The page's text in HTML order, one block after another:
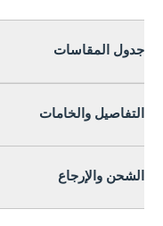
جدول المقاسات
التفاصيل والخامات
الشحن والإرجاع